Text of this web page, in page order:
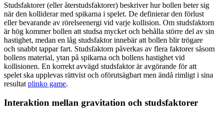
Studsfaktorer (eller återstudsfaktorer) beskriver hur bollen beter sig
när den kolliderar med spikarna i spelet. De definierar den förlust
eller bevarande av rörelseenergi vid varje kollision. Om studsfaktorn
är hög kommer bollen att studsa mycket och behålla större del av sin
hastighet, medan en låg studsfaktor innebär att bollen blir trögare
och snabbt tappar fart. Studsfaktorn påverkas av flera faktorer såsom
bollens material, ytan på spikarna och bollens hastighet vid
kollisionen. En korrekt avvägd studsfaktor är avgörande för att
spelet ska upplevas rättvist och oförutsägbart men ändå rimligt i sina
resultat plinko game.
Interaktion mellan gravitation och studsfaktorer